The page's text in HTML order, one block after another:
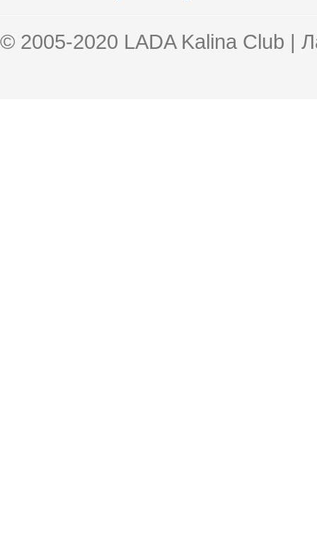
© 2005-2020 LADA Kalina Club |